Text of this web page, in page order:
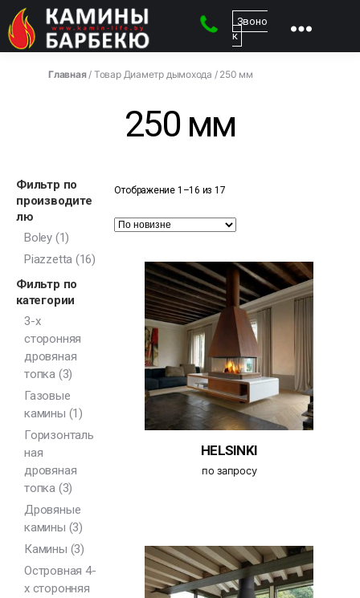
Звоно
к
Главная/ Товар Диаметр дымохода / 250 мм
250 мм
Фильтр по
производите
лю
Boley (1)
Piazzetta (16)
Фильтр по
категории
3-х
сторонняя
дровяная
топка (3)
Газовые
камины (1)
Горизонталь
ная
дровяная
топка (3)
Дровяные
камины (3)
Камины (3)
Островная 4-
х сторонняя
Отображение 1–16 из 17
HELSINKI
по запросу